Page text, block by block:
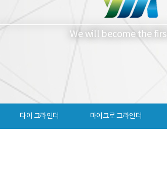
We will become the
다이 그라인더 마이크로 그라인더